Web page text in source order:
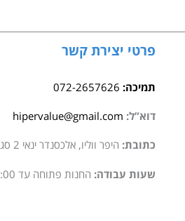
אקזוטיפרטי יצירת קשר
תמיכה: 072-2657626
דוא”ל: hipervalue@gmail.com
כתובת: היפר ווליו, אלכסנדר ינאי 2 סגולה
שעות עבודה: החנות פתוחה עד 20:00